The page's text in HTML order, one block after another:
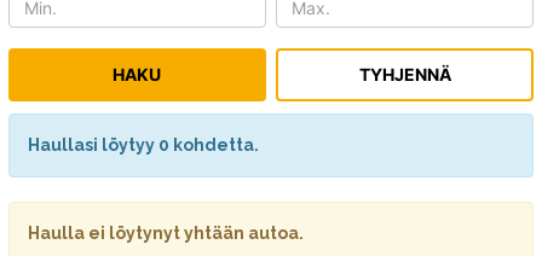
Haullasi löytyy 0 kohdetta.
Haulla ei löytynyt yhtään autoa.